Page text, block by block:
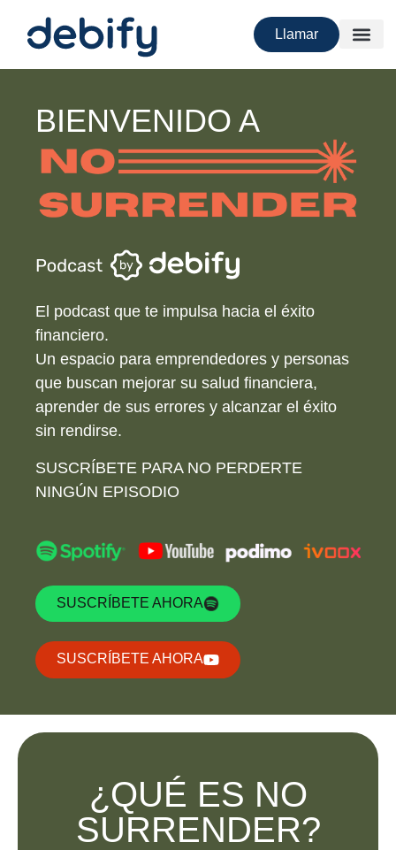
Llamar
BIENVENIDO A
El podcast que te impulsa hacia el éxito
financiero.
Un espacio para emprendedores y personas
que buscan mejorar su salud financiera,
aprender de sus errores y alcanzar el éxito
sin rendirse.
SUSCRÍBETE PARA NO PERDERTE
NINGÚN EPISODIO
SUSCRÍBETE AHORA
SUSCRÍBETE AHORA
¿QUÉ ES NO
SURRENDER?